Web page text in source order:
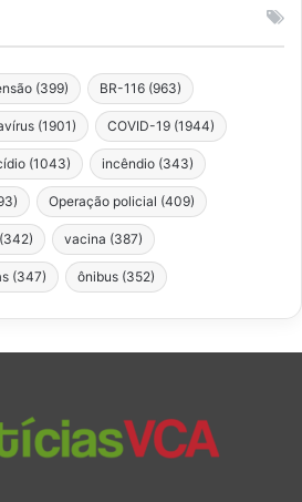
(399) BR-116 (963)
(1901) COVID-19 (1944)
(1043) incêndio (343)
Operação policial (409)
(342) vacina (387)
(347) ônibus (352)